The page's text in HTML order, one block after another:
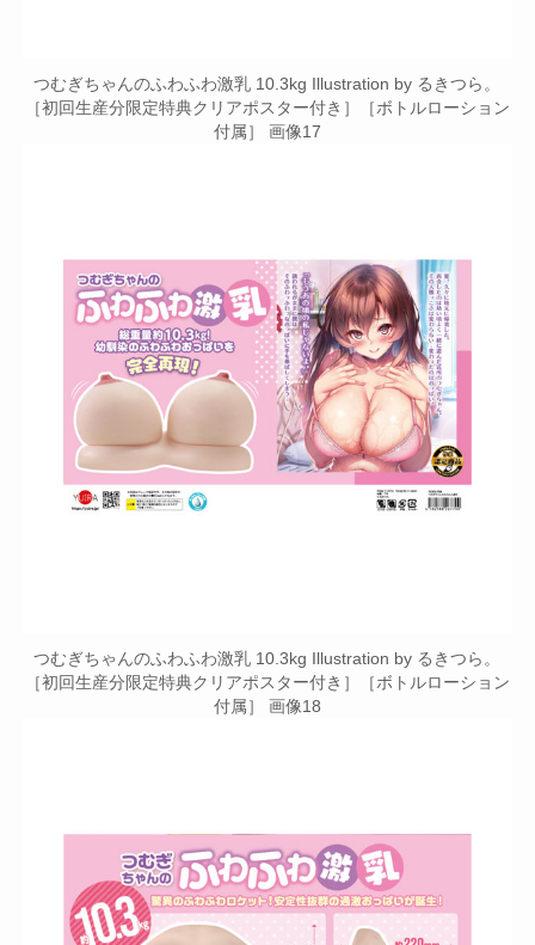
つむぎちゃんのふわふわ激乳 10.3kg Illustration by るきつら。
［初回生産分限定特典クリアポスター付き］［ボトルローション
付属］ 画像17
つむぎちゃんのふわふわ激乳 10.3kg Illustration by るきつら。
［初回生産分限定特典クリアポスター付き］［ボトルローション
付属］ 画像18